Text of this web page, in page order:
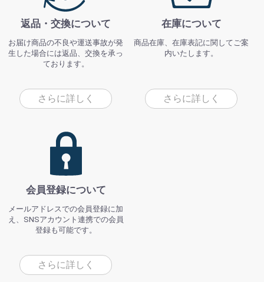
返品・交換について
お届け商品の不良や運送事故が発
生した場合には返品、交換を承っ
ております。
さらに詳しく
在庫について
商品在庫、在庫表記に関してご案
内いたします。
さらに詳しく
会員登録について
メールアドレスでの会員登録に加
え、SNSアカウント連携での会員
登録も可能です。
さらに詳しく